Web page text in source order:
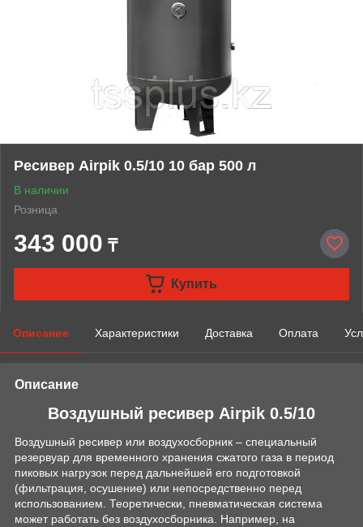
Ресивер Airpik 0.5/10 10 бар 500 л
В наличии
Розница
343 000 ₸
Купить
Описание Характеристики Доставка Оплата
Описание
Воздушный ресивер Airpik 0.5/10
Воздушный ресивер или воздухосборник – специальный
резервуар для временного хранения сжатого газа в период
пиковых нагрузок перед дальнейшей его подготовкой
(фильтрация, осушение) или непосредственно перед
использованием. Теоретически, пневматическая система
может работать без воздухосборника. Например, на